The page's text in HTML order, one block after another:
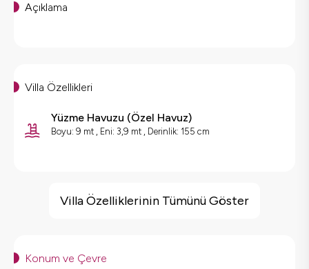
Açıklama
Villa Özellikleri
Yüzme Havuzu (Özel Havuz)
Boyu: 9 mt , Eni: 3,9 mt , Derinlik: 155 cm
Salıncak
Villa Özelliklerinin Tümünü Göster
Konum ve Çevre